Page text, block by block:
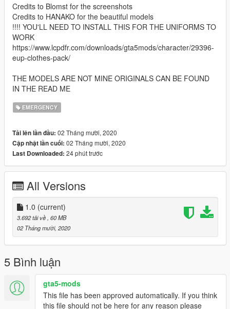
Credits to Blomst for the screenshots
Credits to HANAKO for the beautiful models
!!!! YOU'LL NEED TO INSTALL THIS FOR THE UNIFORMS TO
WORK
https://www.lcpdfr.com/downloads/gta5mods/character/29396-
eup-clothes-pack/
THE MODELS ARE NOT MINE ORIGINALS CAN BE FOUND
IN THE READ ME
EMERGENCY
Tải lên lần đầu: 02 Tháng mười, 2020
Cập nhật lần cuối: 02 Tháng mười, 2020
Last Downloaded: 24 phút trước
All Versions
1.0 (current)
3.692 tải về , 60 MB
02 Tháng mười, 2020
5 Bình luận
gta5-mods
This file has been approved automatically. If you think
this file should not be here for any reason please